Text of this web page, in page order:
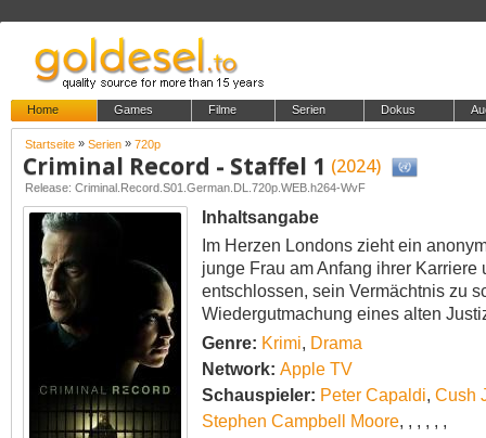
Home Games Filme Serien Dokus
Startseite » Serien » 720p
Criminal Record - Staffel 1 (2024)
Release: Criminal.Record.S01.German.DL.720p.WEB.h264-WvF
Inhaltsangabe
Im Herzen Londons zieht ein
junge Frau am Anfang ihrer
entschlossen, sein Vermächtnis zu
Wiedergutmachung eines alten
Genre: Krimi, Drama
Network: Apple TV
Schauspieler: Peter Capaldi, Cush
Stephen Campbell Moore, , , , , ,